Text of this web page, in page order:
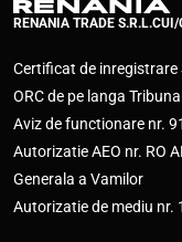
RENANIA TRADE S.R.L.CUI/
Certificat de
ORC de pe langa
Aviz de functionare nr.
Autorizatie AEO nr. RO
Generala a Vamilor
Autorizatie de mediu nr.